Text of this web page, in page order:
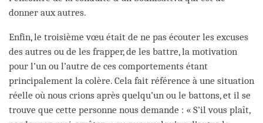
donner aux autres.
Enfin, le troisième vœu était de ne pas écouter les excuses
des autres ou de les frapper, de les battre, la motivation
pour l’un ou l’autre de ces comportements étant
principalement la colère. Cela fait référence à une situation
réelle où nous crions après quelqu’un ou le battons, et il se
trouve que cette personne nous demande : « S’il vous plaît,